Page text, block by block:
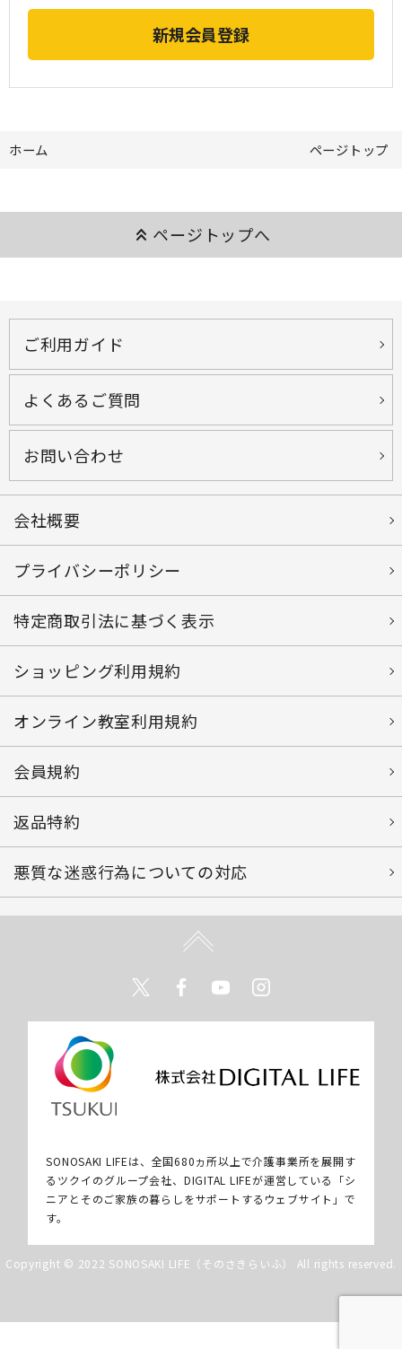
ホーム ページトップ
keyboard_double_arrow_up ページトップへ
ご利用ガイド
よくあるご質問
お問い合わせ
会社概要
プライバシーポリシー
特定商取引法に基づく表示
ショッピング利用規約
オンライン教室利用規約
会員規約
返品特約
悪質な迷惑行為についての対応
TwitterFacebookYoutube
SONOSAKI LIFEは、全国680ヵ所以上で介護事業所を展開す
るツクイのグループ会社、DIGITAL LIFEが運営している「シ
ニアとそのご家族の暮らしをサポートするウェブサイト」で
す。
Copyright © 2022 SONOSAKI LIFE（そのさきらいふ） All rights reserved.